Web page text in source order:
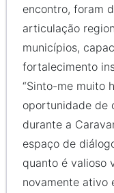
encontro, foram
articulação
municípios,
fortalecimento
“Sinto-me muito
oportunidade de
durante a
espaço de
quanto é valioso
novamente ativo